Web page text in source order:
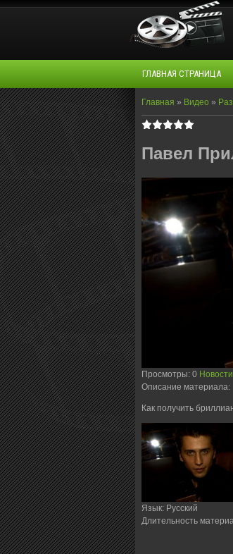
ГЛАВНАЯ СТРАНИЦА
Главная » Видео »
Павел
Просмотры: 0
Описание материала:
Как получить
Язык: Русский
Длительность